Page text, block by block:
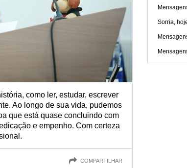
como ler, estudar, escrever
Ao longo de sua vida, pudemos
que está quase concluindo com
e empenho. Com certeza
COMPARTILHAR
Sorria,